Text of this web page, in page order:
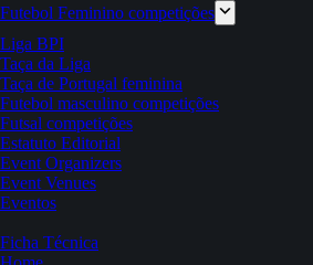
Futebol Feminino competições
Liga BPI
Taça da Liga
Taça de Portugal feminina
Futebol masculino competições
Futsal competições
Estatuto Editorial
Event Organizers
Event Venues
Eventos
Ficha Técnica